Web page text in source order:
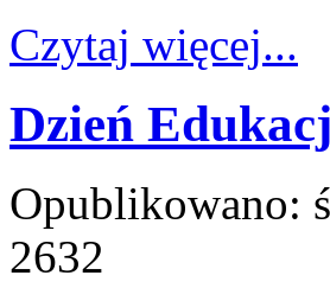
Czytaj więcej...
Dzień
Opublikowano:
2632